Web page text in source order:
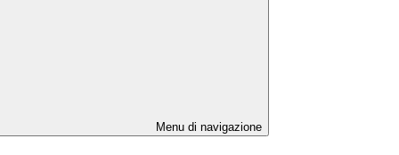
Menu di navigazione